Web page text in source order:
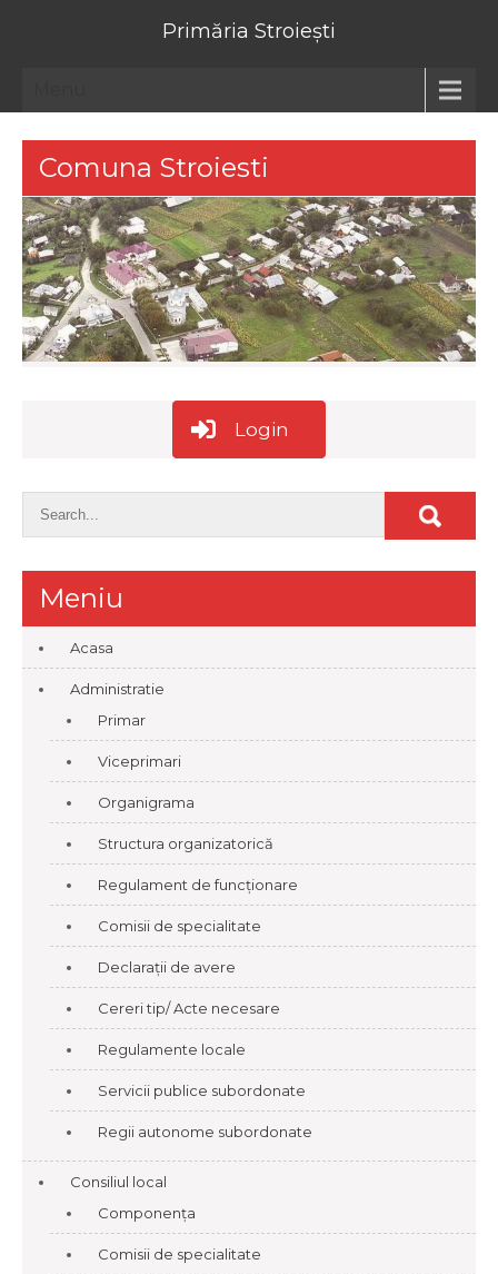
Primăria Stroiești
Comuna Stroiesti
Login
Meniu
Acasa
Administratie
Primar
Viceprimari
Organigrama
Structura organizatorică
Regulament de funcționare
Comisii de specialitate
Declarații de avere
Cereri tip/ Acte necesare
Regulamente locale
Servicii publice subordonate
Regii autonome subordonate
Consiliul local
Componența
Comisii de specialitate